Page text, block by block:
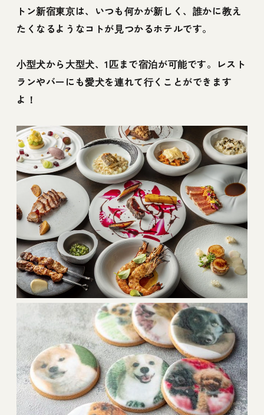
トン新宿東京は、いつも何かが新しく、誰かに教え
たくなるようなコトが見つかるホテルです。
小型犬から大型犬、1匹まで宿泊が可能です。レスト
ランやバーにも愛犬を連れて行くことができます
よ！